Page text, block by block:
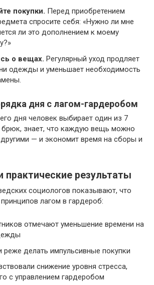
покупки. Перед приобретением
спросите себя: «Нужно ли мне
ли это дополнением к моему
о вещах. Регулярный уход продляет
одежды и уменьшает необходимость
дня с лагом-гардеробом
дня человек выбирает один из 7
брюк, знает, что каждую вещь можно
другими — и экономит время на сборы и
практические результаты
социологов показывают, что
лагом в гардероб:
отмечают уменьшение времени на
реже делать импульсивные покупки
снижение уровня стресса,
с управлением гардеробом